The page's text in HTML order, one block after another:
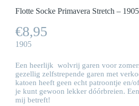
Flotte Socke Primavera Stretch – 1905
€8,95
1905
Een heerlijk wolvrij garen voor
gezellig zelfstrepende garen met
katoen heeft geen echt patroontje en/
je kunt gewoon lekker dóórbreien.
mij betreft!